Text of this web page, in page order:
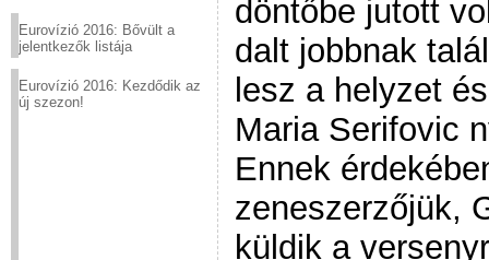
Eurovízió 2016: Bővült a
jelentkezők listája
Eurovízió 2016: Kezdődik az
új szezon!
döntőbe jutott
dalt jobbnak
lesz a helyzet
Maria Serifovic
Ennek
zeneszerzőjük,
küldik a